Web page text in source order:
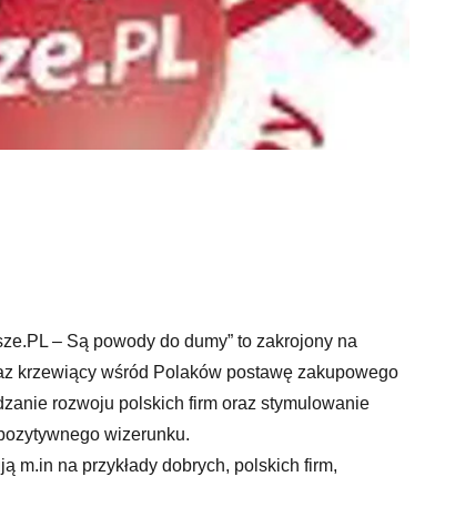
– Są powody do dumy” to zakrojony na
krzewiący wśród Polaków postawę zakupowego
rozwoju polskich firm oraz stymulowanie
wizerunku.
m.in na przykłady dobrych, polskich firm,